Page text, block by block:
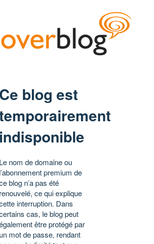
Ce blog est
indisponible
Le nom de domaine ou
l’abonnement premium de
blog n’a pas été
renouvelé, ce qui explique
interruption. Dans
cas, le blog peut
être protégé par
un mot de passe, rendant